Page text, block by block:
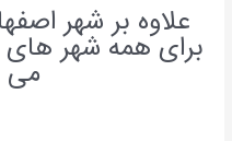
علاوه بر شهر
برای همه شهر های
می